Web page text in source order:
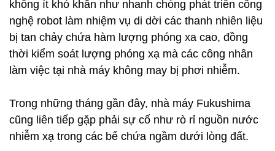
không ít khó khăn như nhanh chóng phát triển công
nghệ robot làm nhiệm vụ di dời các thanh nhiên liệu
bị tan chảy chứa hàm lượng phóng xa cao, đồng
thời kiểm soát lượng phóng xạ mà các công nhân
làm việc tại nhà máy không may bị phơi nhiễm.
Trong những tháng gần đây, nhà máy Fukushima
cũng liên tiếp gặp phải sự cố như rò rỉ nguồn nước
nhiễm xạ trong các bể chứa ngầm dưới lòng đất.